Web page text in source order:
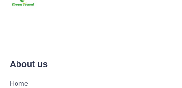
About us
Home